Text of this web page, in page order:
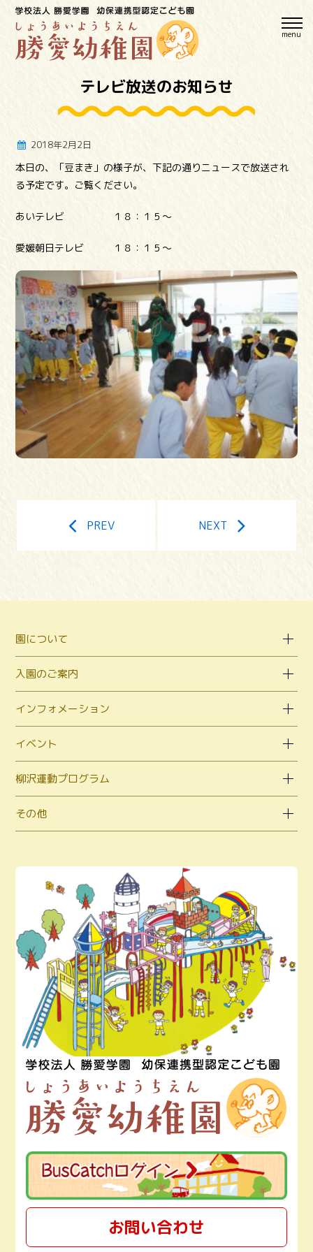
テレビ放送のお知らせ
2018年2月2日
本日の、「豆まき」の様子が、下記の通りニュースで放送され
る予定です。ご覧ください。
あいテレビ １８：１５～
愛媛朝日テレビ １８：１５～
PREV NEXT
園について
入園のご案内
インフォメーション
イベント
柳沢運動プログラム
その他
お問い合わせ
menu